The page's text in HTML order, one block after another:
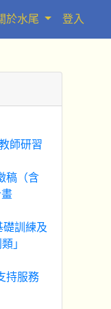
於水尾 登入
師研習
稿（含
礎訓練及
」
持服務